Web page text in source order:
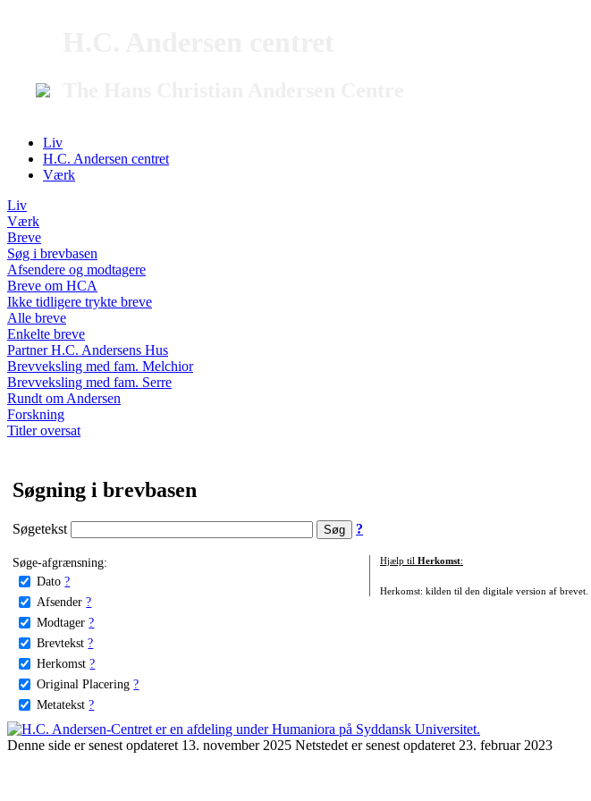
Liv
H.C. Andersen centret
Værk
Liv
Værk
Breve
Søg i brevbasen
Afsendere og modtagere
Breve om HCA
Ikke tidligere trykte breve
Alle breve
Enkelte breve
Partner H.C. Andersens Hus
Brevveksling med fam. Melchior
Brevveksling med fam. Serre
Rundt om Andersen
Forskning
Titler oversat
Søgning i brevbasen
Søgetekst ?
Søge-afgrænsning:
Dato ?
Afsender ?
Modtager ?
Brevtekst ?
Herkomst ?
Original Placering ?
Metatekst ?
Hjælp til Herkomst:
Herkomst: kilden til den digitale version af brevet.
Denne side er senest opdateret 13. november 2025 Netstedet er senest opdateret 23. februar 2023